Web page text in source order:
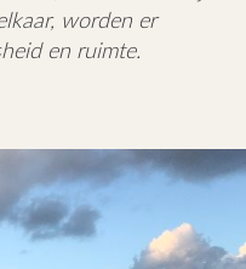
worden er
en ruimte.